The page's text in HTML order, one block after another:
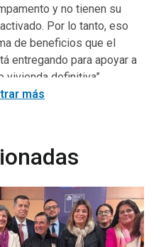
y no tienen su
Por lo tanto, eso
de beneficios que el
entregando para apoyar a
definitiva”.
campaña tiene que ser
sus antecedentes y
a la gama de beneficios
a quienes más lo
más